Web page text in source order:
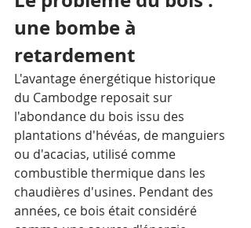
une bombe à
retardement
L'avantage énergétique historique
du Cambodge reposait sur
l'abondance du bois issu des
plantations d'hévéas, de manguiers
ou d'acacias, utilisé comme
combustible thermique dans les
chaudières d'usines. Pendant des
années, ce bois était considéré